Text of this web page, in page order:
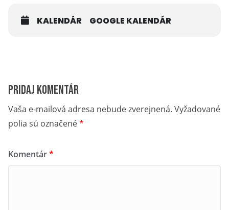
KALENDÁR GOOGLE KALENDÁR
Pridaj komentár
Vaša e-mailová adresa nebude zverejnená. Vyžadované
polia sú označené*
Komentár*